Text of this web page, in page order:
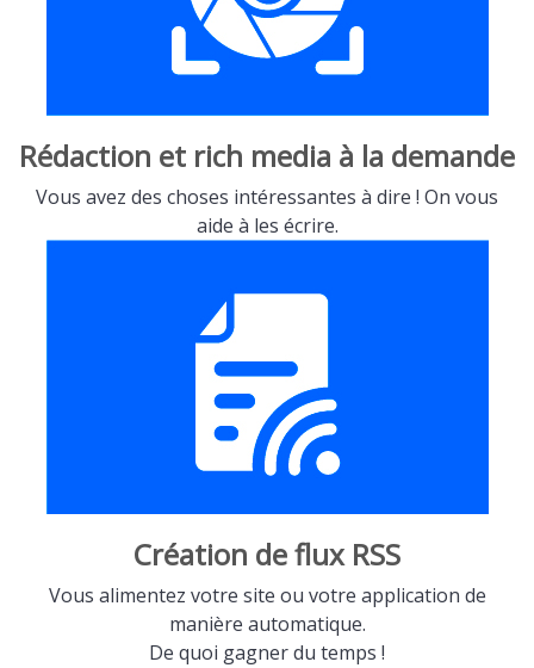
Rédaction et rich media à la demande
Vous avez des choses intéressantes à dire ! On vous
aide à les écrire.
Création de flux RSS
Vous alimentez votre site ou votre application de
manière automatique.
De quoi gagner du temps !